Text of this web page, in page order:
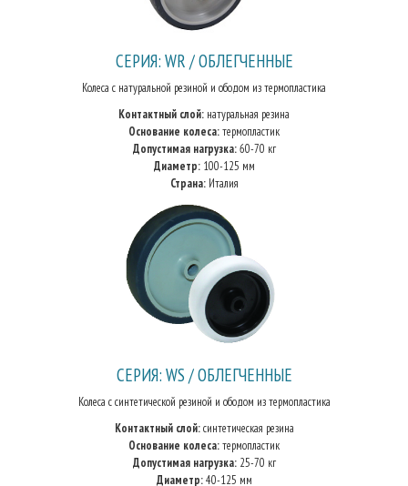
СЕРИЯ: WR / ОБЛЕГЧЕННЫЕ
Колеса с натуральной резиной и ободом из термопластика
Контактный слой: натуральная резина
Основание колеса:термопластик
Допустимая нагрузка:60-70 кг
Диаметр:100-125 мм
Страна:Италия
СЕРИЯ: WS / ОБЛЕГЧЕННЫЕ
Колеса с синтетической резиной и ободом из термопластика
Контактный слой:синтетическая резина
Основание колеса:термопластик
Допустимая нагрузка:25-70 кг
Диаметр:40-125 мм